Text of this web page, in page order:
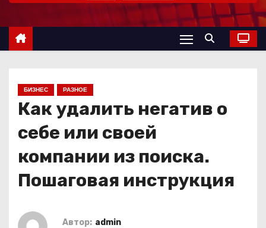
р
БИЗНЕС РАЗНОЕ
Как удалить негатив о
себе или своей
компании из поиска.
Пошаговая инструкция
Автор: admin